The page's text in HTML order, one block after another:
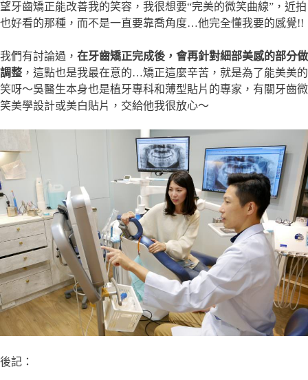
望牙齒矯正能改善我的笑容，我很想要“完美的微笑曲線”，近拍
也好看的那種，而不是一直要靠喬角度…他完全懂我要的感覺!!
我們有討論過， 在牙齒矯正完成後，會再針對細部美感的部分做
調整 ，這點也是我最在意的…矯正這麼辛苦，就是為了能美美的
笑呀～吳醫生本身也是植牙專科和薄型貼片的專家，有關牙齒微
笑美學設計或美白貼片，交給他我很放心～
後記：